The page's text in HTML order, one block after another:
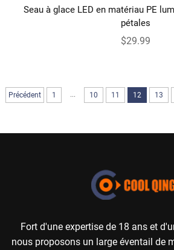
Seau à glace LED en matériau PE
pétales
$29.99
Précédent 1 ... 10 11 12 13
Fort d'une expertise de 18 ans et
nous proposons un large éventail de